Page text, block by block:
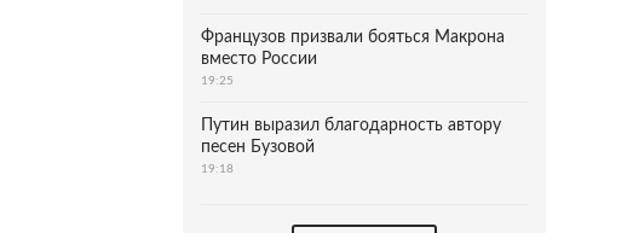
Французов призвали бояться Макрона
вместо России
19:25
Путин выразил благодарность автору
песен Бузовой
19:18